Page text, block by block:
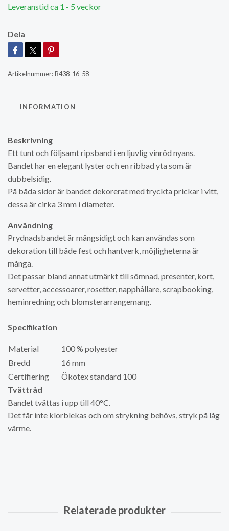
Leveranstid ca 1 - 5 veckor
Dela
Artikelnummer:B438-16-58
INFORMATION
Beskrivning
Ett tunt och följsamt ripsband i en ljuvlig vinröd nyans.
Bandet har en elegant lyster och en ribbad yta som är
dubbelsidig.
På båda sidor är bandet dekorerat med tryckta prickar i vitt,
dessa är cirka 3 mm i diameter.
Användning
Prydnadsbandet är mångsidigt och kan användas som
dekoration till både fest och hantverk, möjligheterna är
många.
Det passar bland annat utmärkt till sömnad, presenter, kort,
servetter, accessoarer, rosetter, napphållare, scrapbooking,
heminredning och blomsterarrangemang.
Specifikation
Material
100 % polyester
Bredd
16 mm
Certifiering
Ökotex standard 100
Tvättråd
Bandet tvättas i upp till 40°C.
Det får inte klorblekas och om strykning behövs, stryk på låg
värme.